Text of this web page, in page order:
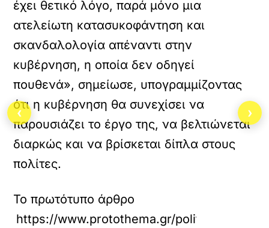
έχει θετικό λόγο, παρά μόνο μια
ατελείωτη κατασυκοφάντηση και
σκανδαλολογία απέναντι στην
κυβέρνηση, η οποία δεν οδηγεί
πουθενά», σημείωσε, υπογραμμίζοντας
ότι η κυβέρνηση θα συνεχίσει να
παρουσιάζει το έργο της, να βελτιώνεται
διαρκώς και να βρίσκεται δίπλα στους
πολίτες.
Το πρωτότυπο άρθρο
https://www.protothema.gr/politics/article/
‹ ›